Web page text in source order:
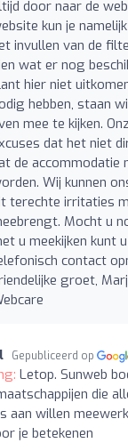
door naar de
kun je
invullen van de
wat er nog
hier niet
hebben, staan
mee te kijken.
dat het niet
de accommodatie
Wij kunnen
terechte irritaties
Mocht u
u meekijken kunt
contact
groet,
Gepubliceerd op
Letop. Sunweb
die
aan willen
je betekenen